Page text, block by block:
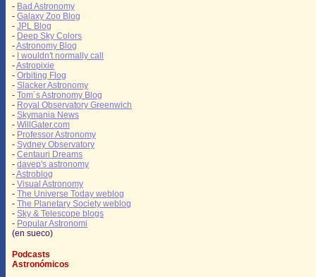
- Bad Astronomy
- Galaxy Zoo Blog
- JPL Blog
- Deep Sky Colors
-Astronomy Blog
- I wouldn't normally call
-Astropixie
- Orbiting Flog
- Slacker Astronomy
- Tom´s Astronomy Blog
- Royal Observatory Greenwich
- Skymania News
- WillGater.com
- Professor Astronomy
- Sydney Observatory
- Centauri Dreams
- davep's astronomy
-Astroblog
- Visual Astronomy
- The Universe Today weblog
- The Planetary Society weblog
- Sky & Telescope blogs
- Popular Astronomi
(en sueco)
Podcasts
Astronómicos